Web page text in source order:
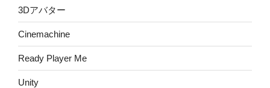
3Dアバター
Cinemachine
Ready Player Me
Unity